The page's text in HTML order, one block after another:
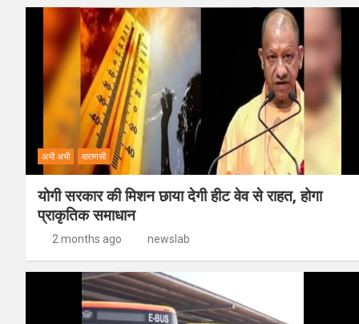
अभी अभी वाराणसी
योगी सरकार की मिशन छाया देगी हीट वेव से राहत, होगा
प्राकृतिक समाधान
2 months ago newslab